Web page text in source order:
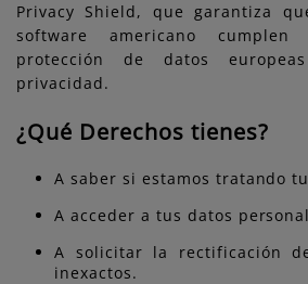
Privacy Shield, que garantiza
software americano
protección de datos
privacidad.
¿Qué Derechos tienes?
A saber si estamos tratando
A acceder a tus datos
A solicitar la rectificación
inexactos.